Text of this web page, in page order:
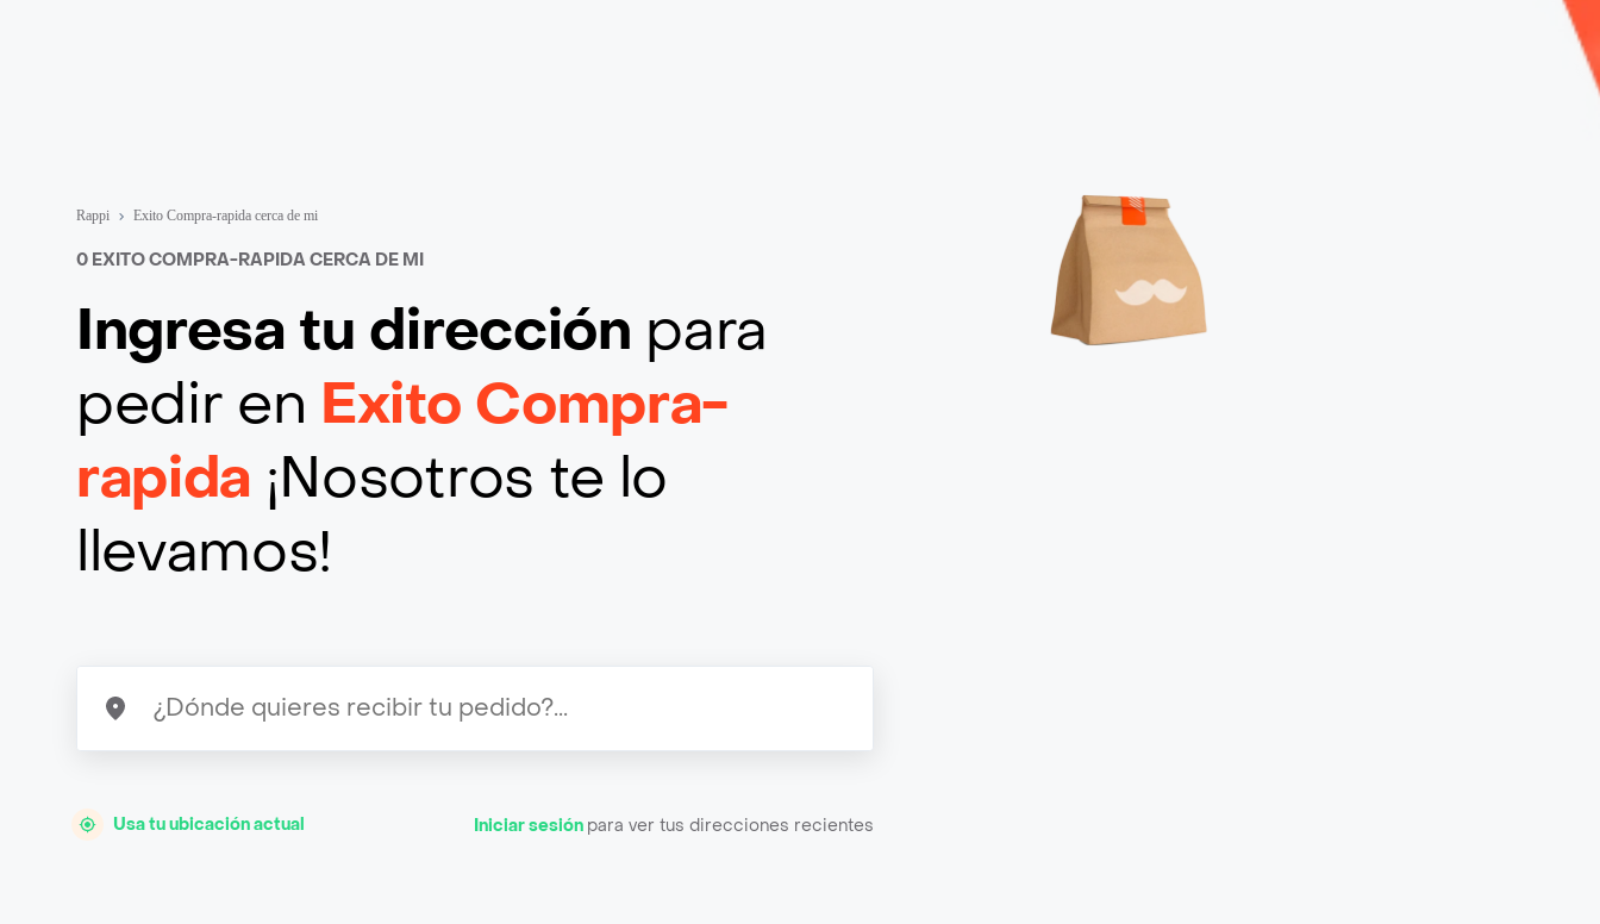
Rappi Exito Compra-rapida cerca de mi
0 EXITO COMPRA-RAPIDA CERCA DE MI
Ingresa tu dirección para
pedir en Exito Compra-
rapida ¡Nosotros te lo
llevamos!
Usa tu ubicación actual Iniciar sesión para ver tus direcciones recientes